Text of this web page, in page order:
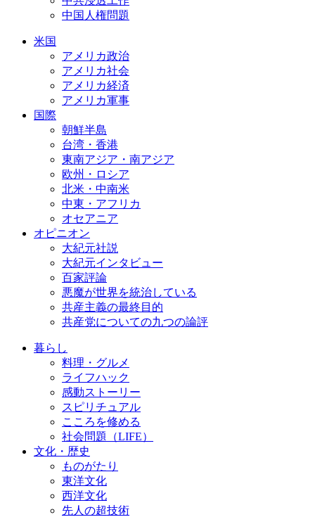
中国人権問題
米国
アメリカ政治
アメリカ社会
アメリカ経済
アメリカ軍事
国際
朝鮮半島
台湾・香港
東南アジア・南アジア
欧州・ロシア
北米・中南米
中東・アフリカ
オセアニア
オピニオン
大紀元社説
大紀元インタビュー
百家評論
悪魔が世界を統治している
共産主義の最終目的
共産党についての九つの論評
暮らし
料理・グルメ
ライフハック
感動ストーリー
スピリチュアル
こころを修める
社会問題（LIFE）
文化・歴史
ものがたり
東洋文化
西洋文化
先人の超技術